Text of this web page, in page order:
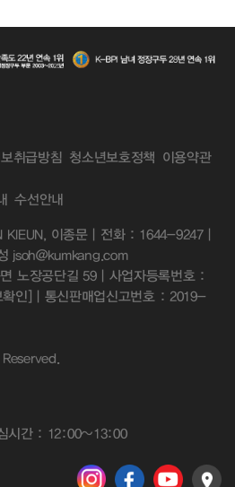
취급방침 청소년보호정책 이용약관
수선안내
이종문 | 전화 : 1644-9247 |
jsoh@kumkang.com
노장공단길 59 | 사업자등록번호 :
확인] | 통신판매업신고번호 : 2019-
시간 : 12:00~13:00